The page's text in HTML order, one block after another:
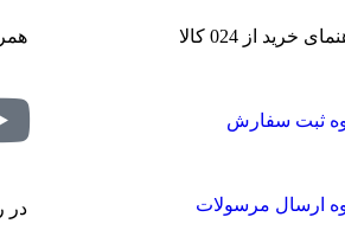
خرید از 024 کالا
ثبت سفارش
ارسال مرسولات در